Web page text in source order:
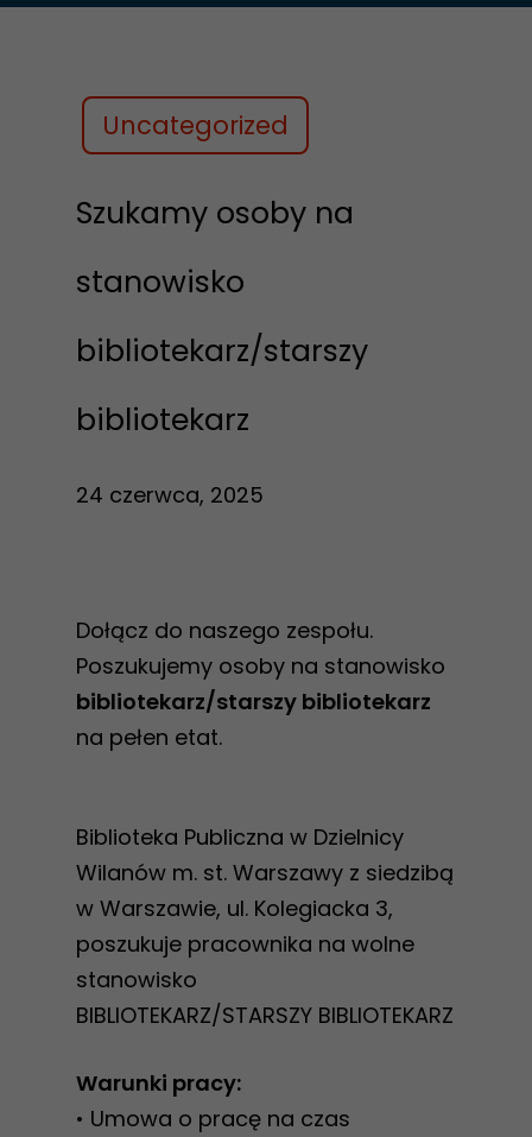
Uncategorized
Szukamy osoby na
stanowisko
bibliotekarz/starszy
bibliotekarz
24 czerwca, 2025
Dołącz do naszego zespołu.
Poszukujemy osoby na stanowisko
bibliotekarz/starszy bibliotekarz
na pełen etat.
Biblioteka Publiczna w Dzielnicy
Wilanów m. st. Warszawy z siedzibą
w Warszawie, ul. Kolegiacka 3,
poszukuje pracownika na wolne
stanowisko
BIBLIOTEKARZ/STARSZY BIBLIOTEKARZ
Warunki pracy:
• Umowa o pracę na czas